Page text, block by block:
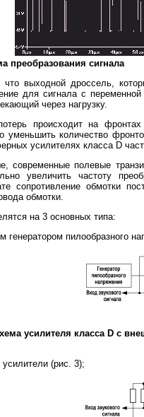
преобразования сигнала
выходной дроссель,
для сигнала с
через нагрузку.
происходит на
уменьшить количество
усилителях класса D
современные полевые
увеличить частоту
сопротивление обмотки
обмотки.
на 3 основных типа:
генератором пилообразного
усилителя класса D с
(рис. 3);